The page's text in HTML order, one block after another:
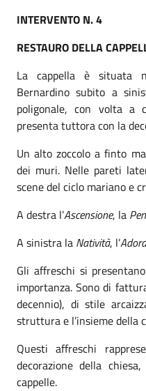
INTERVENTO N. 4
RESTAURO DELLA
La cappella è situata
Bernardino subito a
poligonale, con volta a
presenta tuttora con la
Un alto zoccolo a finto
dei muri. Nelle pareti
scene del ciclo mariano e
A destra l’Ascensione, la
A sinistra la Natività, l’
Gli affreschi si
importanza. Sono di
decennio), di stile
struttura e l’insieme della
Questi affreschi
decorazione della
cappelle.